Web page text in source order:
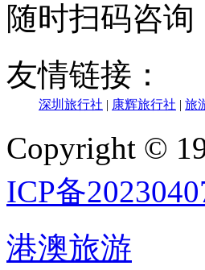
随时扫码咨询
友情链接：
深圳旅行社 | 康辉旅行社 | 旅
Copyright ©
ICP备
港澳旅游